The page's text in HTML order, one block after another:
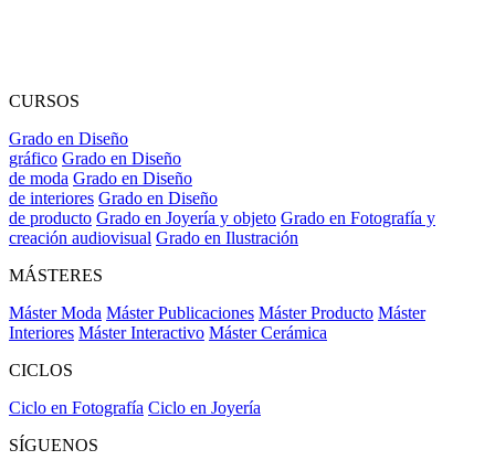
CURSOS
Grado en Diseño
gráfico Grado en Diseño
de moda Grado en Diseño
de interiores Grado en Diseño
de producto Grado en Joyería y objeto Grado en Fotografía y
creación audiovisual Grado en Ilustración
MÁSTERES
Máster Moda Máster Publicaciones Máster Producto Máster
Interiores Máster Interactivo Máster Cerámica
CICLOS
Ciclo en Fotografía Ciclo en Joyería
SÍGUENOS